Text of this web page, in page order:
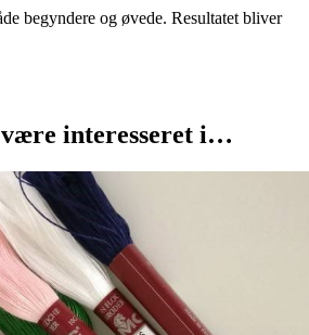
begyndere og øvede. Resultatet bliver
være interesseret i…